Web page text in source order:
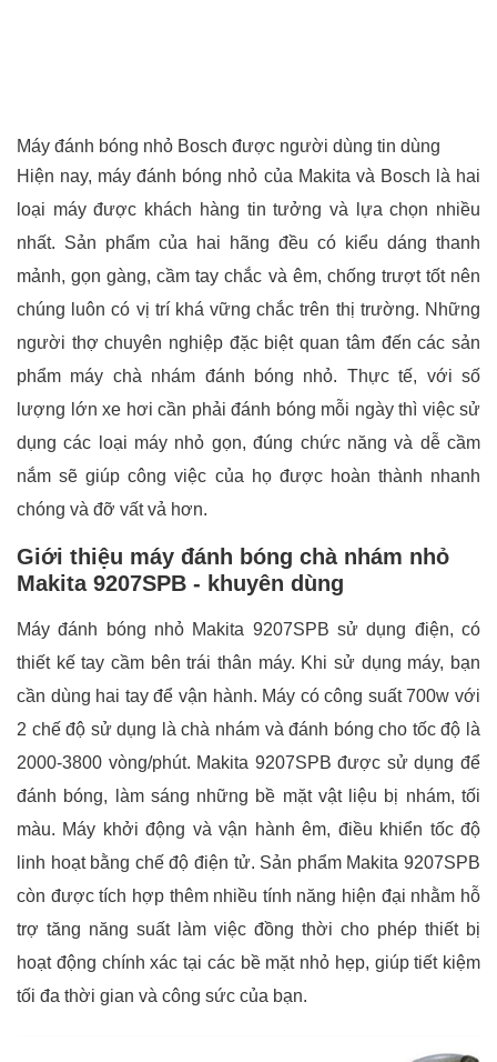
Máy đánh bóng nhỏ Bosch được người dùng tin dùng
Hiện nay, máy đánh bóng nhỏ của Makita và Bosch là hai
loại máy được khách hàng tin tưởng và lựa chọn nhiều
nhất. Sản phẩm của hai hãng đều có kiểu dáng thanh
mảnh, gọn gàng, cầm tay chắc và êm, chống trượt tốt nên
chúng luôn có vị trí khá vững chắc trên thị trường. Những
người thợ chuyên nghiệp đặc biệt quan tâm đến các sản
phẩm máy chà nhám đánh bóng nhỏ. Thực tế, với số
lượng lớn xe hơi cần phải đánh bóng mỗi ngày thì việc sử
dụng các loại máy nhỏ gọn, đúng chức năng và dễ cầm
nắm sẽ giúp công việc của họ được hoàn thành nhanh
chóng và đỡ vất vả hơn.
Giới thiệu máy đánh bóng chà nhám nhỏ
Makita 9207SPB - khuyên dùng
Máy đánh bóng nhỏ Makita 9207SPB sử dụng điện, có
thiết kế tay cầm bên trái thân máy. Khi sử dụng máy, bạn
cần dùng hai tay để vận hành. Máy có công suất 700w với
2 chế độ sử dụng là chà nhám và đánh bóng cho tốc độ là
2000-3800 vòng/phút. Makita 9207SPB được sử dụng để
đánh bóng, làm sáng những bề mặt vật liệu bị nhám, tối
màu. Máy khởi động và vận hành êm, điều khiển tốc độ
linh hoạt bằng chế độ điện tử. Sản phẩm Makita 9207SPB
còn được tích hợp thêm nhiều tính năng hiện đại nhằm hỗ
trợ tăng năng suất làm việc đồng thời cho phép thiết bị
hoạt động chính xác tại các bề mặt nhỏ hẹp, giúp tiết kiệm
tối đa thời gian và công sức của bạn.